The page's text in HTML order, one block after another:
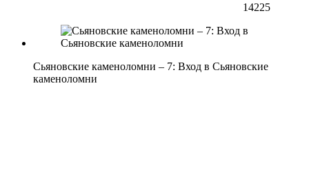
14225
Сьяновские каменоломни – 7: Вход в Сьяновские
каменоломни